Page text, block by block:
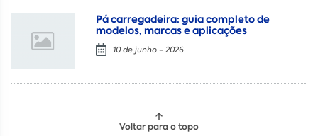
Pá carregadeira: guia completo de
modelos, marcas e aplicações
10 de junho - 2026
Voltar para o topo